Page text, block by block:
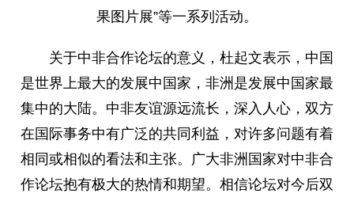
果图片展”等一系列活动。
关于中非合作论坛的意义，杜起文表示，中国
是世界上最大的发展中国家，非洲是发展中国家最
集中的大陆。中非友谊源远流长，深入人心，双方
在国际事务中有广泛的共同利益，对许多问题有着
相同或相似的看法和主张。广大非洲国家对中非合
作论坛抱有极大的热情和期望。相信论坛对今后双